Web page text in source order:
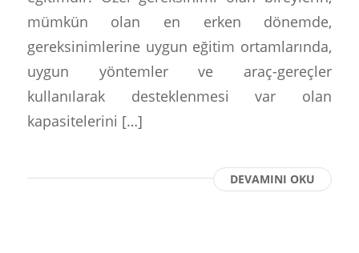
mümkün olan en erken dönemde,
gereksinimlerine uygun eğitim ortamlarında,
uygun yöntemler ve araç-gereçler
kullanılarak desteklenmesi var olan
kapasitelerini […]
DEVAMINI OKU